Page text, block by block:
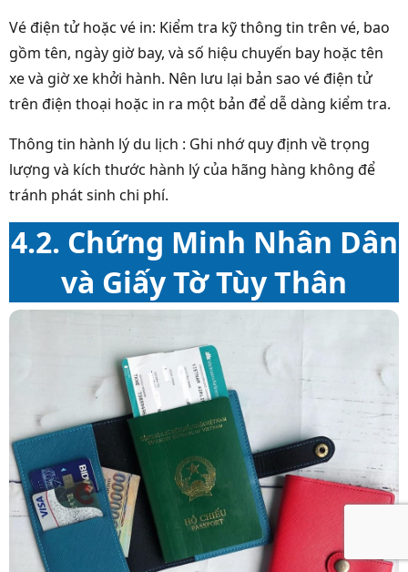
Vé điện tử hoặc vé in: Kiểm tra kỹ thông tin trên vé, bao
gồm tên, ngày giờ bay, và số hiệu chuyến bay hoặc tên
xe và giờ xe khởi hành. Nên lưu lại bản sao vé điện tử
trên điện thoại hoặc in ra một bản để dễ dàng kiểm tra.
Thông tin hành lý du lịch : Ghi nhớ quy định về trọng
lượng và kích thước hành lý của hãng hàng không để
tránh phát sinh chi phí.
4.2. Chứng Minh Nhân Dân
và Giấy Tờ Tùy Thân